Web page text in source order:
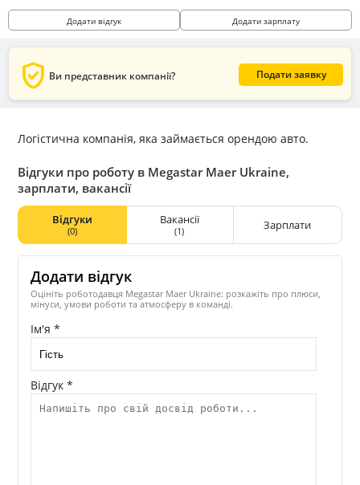
Додати відгук Додати зарплату
verified_user Ви представник компанії? Подати заявку
Логістична компанія, яка займається орендою авто.
Відгуки про роботу в Megastar Maer Ukraine,
зарплати, вакансії
Відгуки
(0)
Вакансії
(1) Зарплати
Додати відгук
Оцініть роботодавця Megastar Maer Ukraine: розкажіть про плюси,
мінуси, умови роботи та атмосферу в команді.
Ім'я *
Відгук *